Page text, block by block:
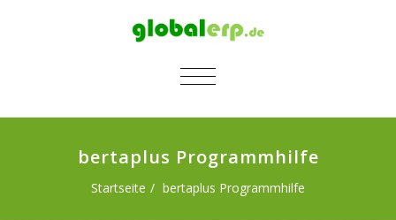
SCHALTE NAVIGATION
bertaplus Programmhilfe
Startseite bertaplus Programmhilfe